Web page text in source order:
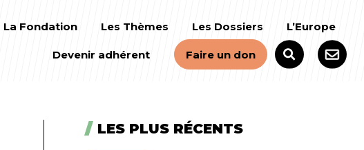
La Fondation Les Thèmes Les Dossiers L’Europe
Devenir adhérent Faire un don
LES PLUS RÉCENTS